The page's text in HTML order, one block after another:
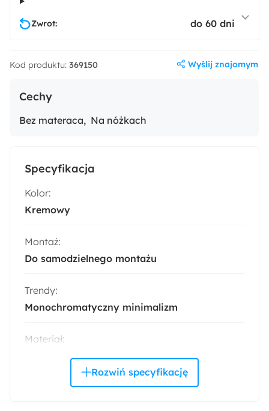
Cechy
Bez materaca Na nóżkach
Specyfikacja
Kolor:
Kremowy
Montaż:
Do samodzielnego montażu
Trendy:
Monochromatyczny minimalizm
Materiał:
Drewno Płyta meblowa Szenil
Kolor nóżek:
Zwrot: do 60 dni
Kod produktu: 369150 Wyślij znajomym